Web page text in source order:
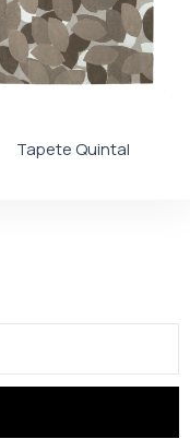
Tapete Quintal